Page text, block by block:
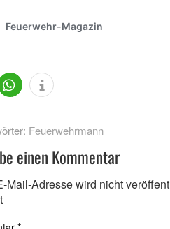
Feuerwehrmann
einen Kommentar
Mail-Adresse wird nicht